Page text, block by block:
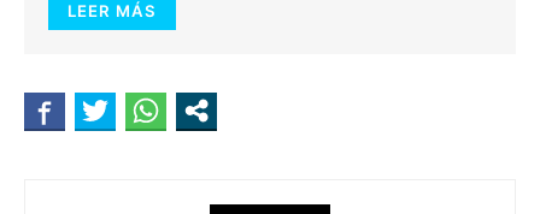
LEER MÁS